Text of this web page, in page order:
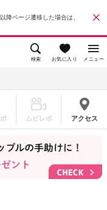
降ページ遷移した場合は、
検索 お気に入り メニュー
ムビレポ アクセス